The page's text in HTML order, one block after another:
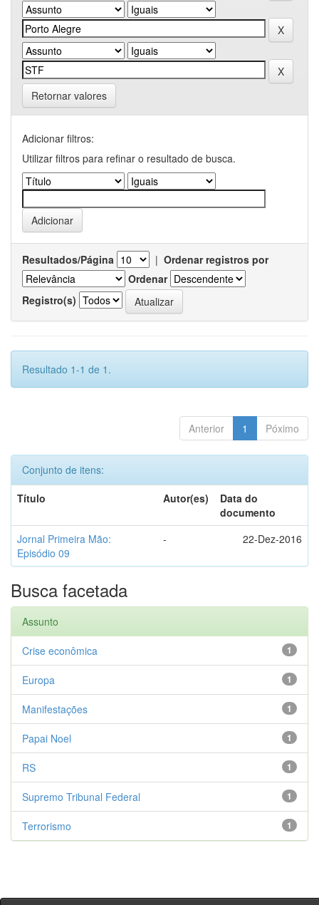
Retornar valores
Adicionar filtros:
Utilizar filtros para refinar o resultado de busca.
Resultados/Página | Ordenar registros por
Ordenar
Registro(s)
Resultado 1-1 de 1.
Anterior 1 Póximo
Conjunto de itens:
Título
Autor(es)
Data do
documento
Jornal Primeira Mão:
Episódio 09
- 22-Dez-2016
Busca facetada
Assunto
1
Crise econômica
1
Europa
1
Manifestações
1
Papai Noel
1
RS
1
Supremo Tribunal Federal
1
Terrorismo